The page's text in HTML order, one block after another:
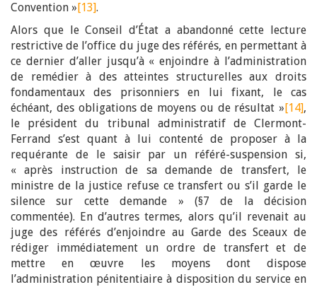
Convention »[13].
Alors que le Conseil d’État a abandonné cette lecture
restrictive de l’office du juge des référés, en permettant à
ce dernier d’aller jusqu’à « enjoindre à l’administration
de remédier à des atteintes structurelles aux droits
fondamentaux des prisonniers en lui fixant, le cas
échéant, des obligations de moyens ou de résultat »[14],
le président du tribunal administratif de Clermont-
Ferrand s’est quant à lui contenté de proposer à la
requérante de le saisir par un référé-suspension si,
« après instruction de sa demande de transfert, le
ministre de la justice refuse ce transfert ou s’il garde le
silence sur cette demande » (§7 de la décision
commentée). En d’autres termes, alors qu’il revenait au
juge des référés d’enjoindre au Garde des Sceaux de
rédiger immédiatement un ordre de transfert et de
mettre en œuvre les moyens dont dispose
l’administration pénitentiaire à disposition du service en